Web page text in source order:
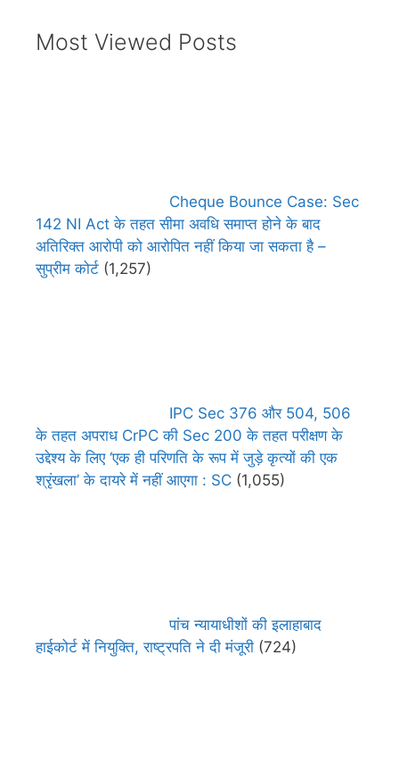
Most Viewed Posts
Cheque Bounce Case: Sec
142 NI Act के तहत सीमा अवधि समाप्त होने के बाद
अतिरिक्त आरोपी को आरोपित नहीं किया जा सकता है –
सुप्रीम कोर्ट (1,257)
IPC Sec 376 और 504, 506
के तहत अपराध CrPC की Sec 200 के तहत परीक्षण के
उद्देश्य के लिए ‘एक ही परिणति के रूप में जुड़े कृत्यों की एक
श्रृंखला’ के दायरे में नहीं आएगा : SC (1,055)
पांच न्यायाधीशों की इलाहाबाद
हाईकोर्ट में नियुक्ति, राष्ट्रपति ने दी मंजूरी (724)